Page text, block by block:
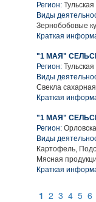
Регион:
Виды
Зернобобовые
Краткая
"1 МАЯ"
Регион:
Виды
Свекла
Краткая
"1 МАЯ"
Регион:
Виды
Картофель,
Мясная
Краткая
1 2 3 4 5 6